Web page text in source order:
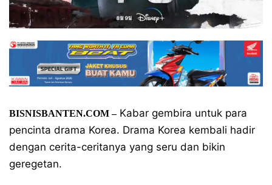
BISNISBANTEN.COM –Kabar gembira untuk para
pencinta drama Korea. Drama Korea kembali hadir
dengan cerita-ceritanya yang seru dan bikin
geregetan.